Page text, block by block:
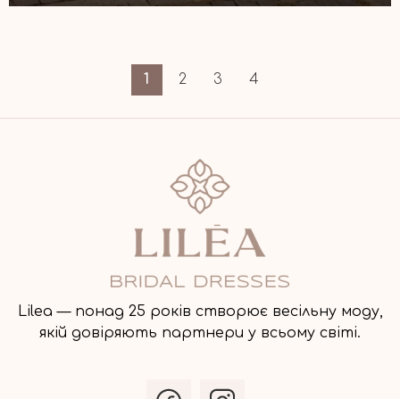
1 2 3 4
Lilea — понад 25 років створює весільну моду,
якій довіряють партнери у всьому світі.